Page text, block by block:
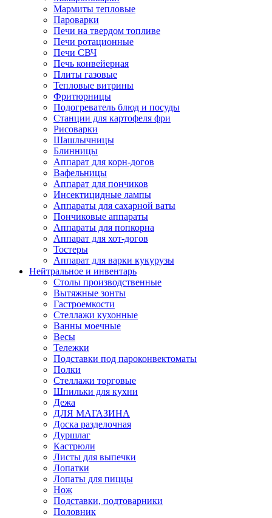
Мармиты тепловые
Пароварки
Печи на твердом топливе
Печи ротационные
Печи СВЧ
Печь конвейерная
Плиты газовые
Тепловые витрины
Фритюрницы
Подогреватель блюд и посуды
Станции для картофеля фри
Рисоварки
Шашлычницы
Блинницы
Аппарат для корн-догов
Вафельницы
Аппарат для пончиков
Инсектицидные лампы
Аппараты для сахарной ваты
Пончиковые аппараты
Аппараты для попкорна
Аппарат для хот-догов
Тостеры
Аппарат для варки кукурузы
Нейтральное и инвентарь
Столы производственные
Вытяжные зонты
Гастроемкости
Стеллажи кухонные
Ванны моечные
Весы
Тележки
Подставки под пароконвектоматы
Полки
Стеллажи торговые
Шпильки для кухни
Дежа
ДЛЯ МАГАЗИНА
Доска разделочная
Дуршлаг
Кастрюли
Листы для выпечки
Лопатки
Лопаты для пиццы
Нож
Подставки, подтоварники
Половник